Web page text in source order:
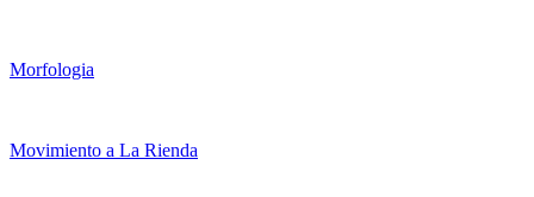
Morfologia
Movimiento a La Rienda